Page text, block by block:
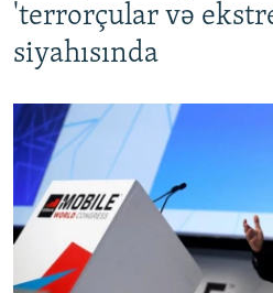
'terrorçular və
siyahısında